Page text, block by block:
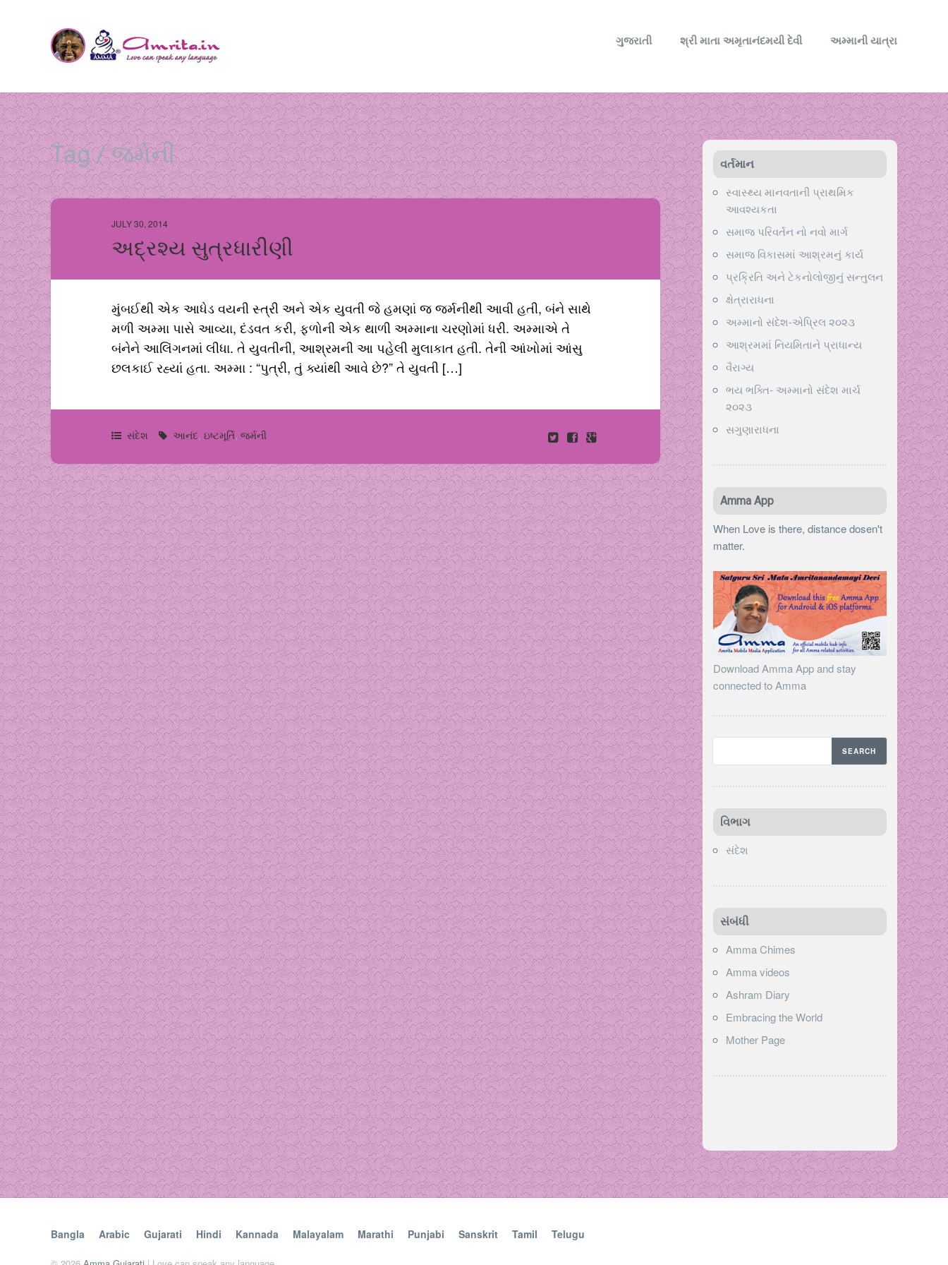
ગુજરાતી શ્રી માતા અમૃતાનંદમયી દેવી અમ્માની યાત્રા
Tag / જર્મની
JULY 30, 2014
અદ્રશ્ય સુત્રધારીણી
મુંબઈથી એક આધેડ વયની સ્ત્રી અને એક યુવતી જે હમણાં જ જર્મનીથી આવી હતી, બંને સાથે
મળી અમ્મા પાસે આવ્યા, દંડવત કરી, ફળોની એક થાળી અમ્માના ચરણોમાં ધરી. અમ્માએ તે
બંનેને આલિંગનમાં લીધા. તે યુવતીની, આશ્રમની આ પહેલી મુલાકાત હતી. તેની આંખોમાં આંસુ
છલકાઈ રહ્યાં હતા. અમ્મા : “પુત્રી, તું ક્યાંથી આવે છે?” તે યુવતી […]
સંદેશ આનંદ,ઇષ્ટમૂર્તિ,જર્મની
વર્તમાન
સ્વાસ્થ્ય માનવતાની પ્રાથમિક
આવશ્યકતા
સમાજ પરિવર્તન નો નવો માર્ગ
સમાજ વિકાસમાં આશ્રમનું કાર્ય
પ્રક્રિતિ અને ટેકનોલોજીનું સન્તુલન
ક્ષેત્રારાધના
અમ્માનો સંદેશ-એપ્રિલ ૨૦૨૩
આશ્રમમાં નિયમિતાને પ્રાધાન્ય
વૈરાગ્ય
ભય ભક્તિ- અમ્માનો સંદેશ માર્ચ
૨૦૨૩
સગુણારાધના
Amma App
When Love is there, distance dosen't
matter.
Download Amma App and stay
connected to Amma
વિભાગ
સંદેશ
સંબંધી
Amma Chimes
Amma videos
Ashram Diary
Embracing the World
Mother Page
Bangla Arabic Gujarati Hindi Kannada Malayalam Marathi Punjabi Sanskrit Tamil Telugu